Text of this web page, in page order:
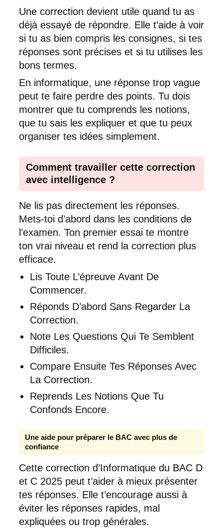
Une correction devient utile quand tu as
déjà essayé de répondre. Elle t’aide à voir
si tu as bien compris les consignes, si tes
réponses sont précises et si tu utilises les
bons termes.
En informatique, une réponse trop vague
peut te faire perdre des points. Tu dois
montrer que tu comprends les notions,
que tu sais les expliquer et que tu peux
organiser tes idées simplement.
Comment travailler cette correction
avec intelligence ?
Ne lis pas directement les réponses.
Mets-toi d’abord dans les conditions de
l’examen. Ton premier essai te montre
ton vrai niveau et rend la correction plus
efficace.
Lis Toute L’épreuve Avant De
Commencer.
Réponds D’abord Sans Regarder La
Correction.
Note Les Questions Qui Te Semblent
Difficiles.
Compare Ensuite Tes Réponses Avec
La Correction.
Reprends Les Notions Que Tu
Confonds Encore.
Une aide pour préparer le BAC avec plus de
confiance
Cette correction d’Informatique du BAC D
et C 2025 peut t’aider à mieux présenter
tes réponses. Elle t’encourage aussi à
éviter les réponses rapides, mal
expliquées ou trop générales.